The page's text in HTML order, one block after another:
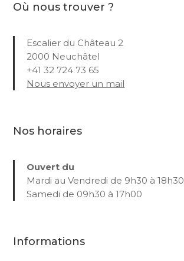
Où nous trouver ?
Escalier du Château 2
2000 Neuchâtel
+41 32 724 73 65
Nous envoyer un mail
Nos horaires
Ouvert du
Mardi au Vendredi de 9h30 à 18h30
Samedi de 09h30 à 17h00
Informations